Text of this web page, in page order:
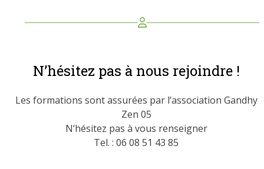
N’hésitez pas à nous rejoindre !
Les formations sont assurées par l’association Gandhy
Zen 05
N’hésitez pas à vous renseigner
Tel. : 06 08 51 43 85